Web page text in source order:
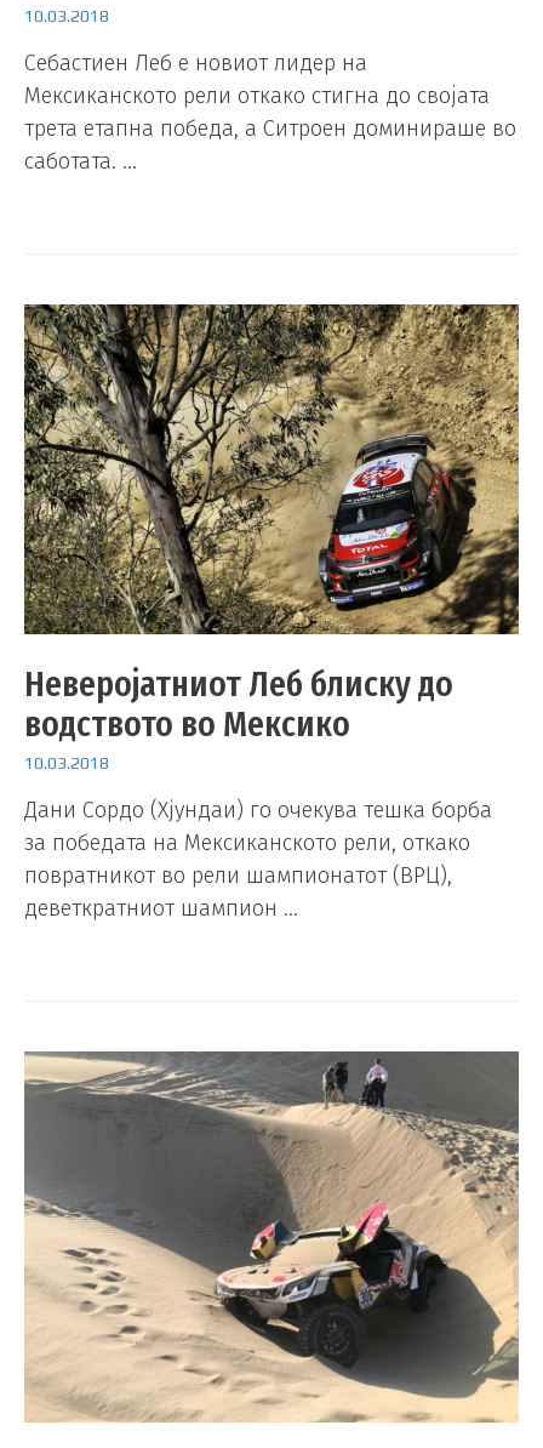
10.03.2018
Себастиен Леб е новиот лидер на
Мексиканското рели откако стигна до својата
трета етапна победа, а Ситроен доминираше во
саботата. …
Неверојатниот Леб блиску до
водството во Мексико
10.03.2018
Дани Сордо (Хјундаи) го очекува тешка борба
за победата на Мексиканското рели, откако
повратникот во рели шампионатот (ВРЦ),
деветкратниот шампион …